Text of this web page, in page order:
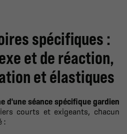
spécifiques :
et de réaction,
et élastiques
d'une séance spécifique gardien
courts et exigeants, chacun
: